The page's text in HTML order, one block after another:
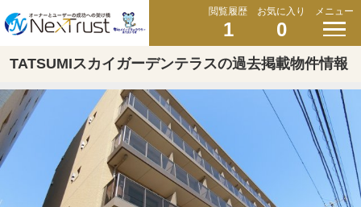
閲覧履歴
1
お気に入り
0
メニュー
TATSUMIスカイガーデンテラスの過去掲載物件情報